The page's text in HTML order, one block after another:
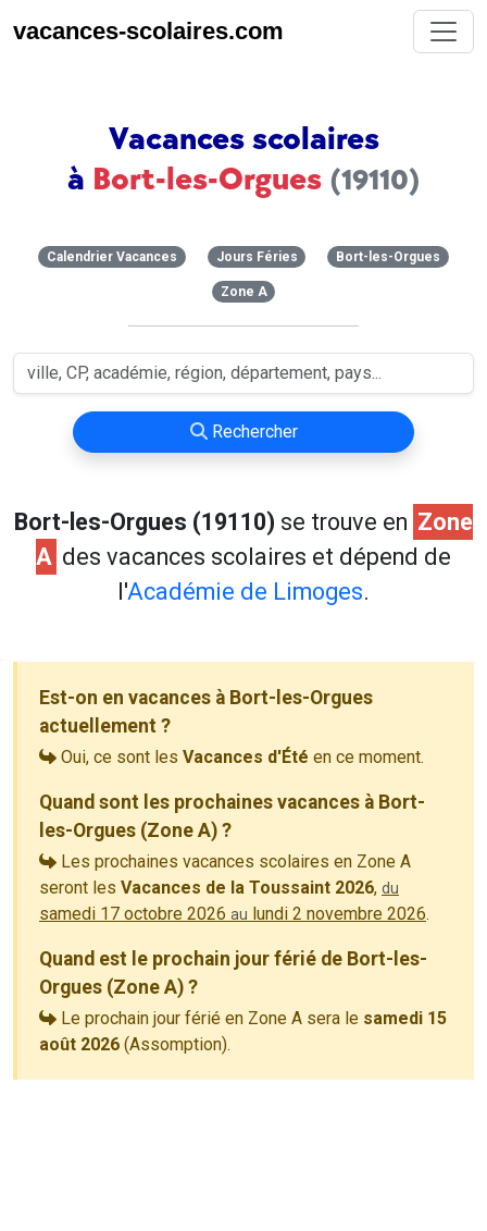
vacances-scolaires.com
Vacances scolaires
à Bort-les-Orgues (19110)
Calendrier Vacances Jours Féries Bort-les-Orgues
Zone A
Rechercher
Bort-les-Orgues (19110) se trouve en Zone
A des vacances scolaires et dépend de
l'Académie de Limoges.
Est-on en vacances à Bort-les-Orgues
actuellement ?
Oui, ce sont les Vacances d'Été en ce moment.
Quand sont les prochaines vacances à Bort-
les-Orgues (Zone A) ?
Les prochaines vacances scolaires en Zone A
seront les Vacances de la Toussaint 2026, du
samedi 17 octobre 2026 au lundi 2 novembre 2026.
Quand est le prochain jour férié de Bort-les-
Orgues (Zone A) ?
Le prochain jour férié en Zone A sera le samedi 15
août 2026 (Assomption).